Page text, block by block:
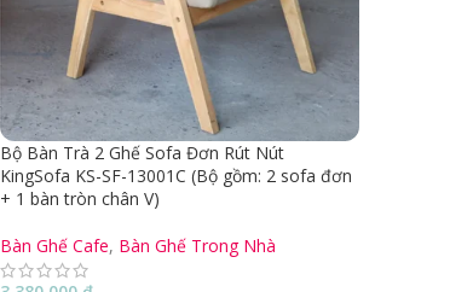
Bộ Bàn Trà 2 Ghế Sofa Đơn Rút Nút
KingSofa KS-SF-13001C (Bộ gồm: 2 sofa đơn
+ 1 bàn tròn chân V)
Bàn Ghế Cafe, Bàn Ghế Trong Nhà